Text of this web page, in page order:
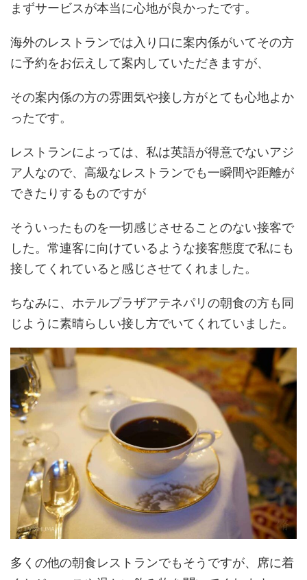
まずサービスが本当に心地が良かったです。
海外のレストランでは入り口に案内係がいてその方
に予約をお伝えして案内していただきますが、
その案内係の方の雰囲気や接し方がとても心地よか
ったです。
レストランによっては、私は英語が得意でないアジ
ア人なので、高級なレストランでも一瞬間や距離が
できたりするものですが
そういったものを一切感じさせることのない接客で
した。常連客に向けているような接客態度で私にも
接してくれていると感じさせてくれました。
ちなみに、ホテルプラザアテネパリの朝食の方も同
じように素晴らしい接し方でいてくれていました。
多くの他の朝食レストランでもそうですが、席に着